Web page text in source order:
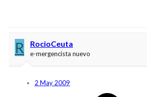
R RocioCeuta
e-mergencista nuevo
2 May 2009